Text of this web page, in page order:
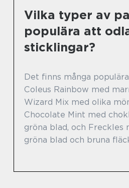
Vilka typer av
populära att
sticklingar?
Det finns många
Coleus Rainbow med
Wizard Mix med olika
Chocolate Mint med
gröna blad, och Freckles
gröna blad och bruna